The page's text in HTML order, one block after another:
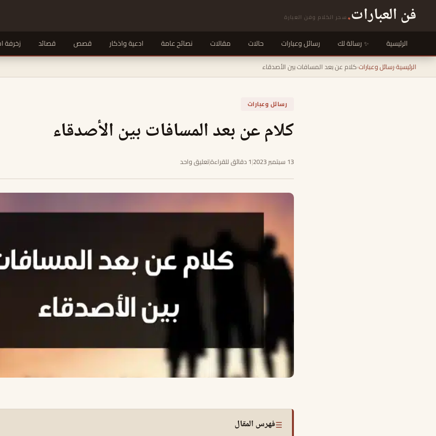
فن العبارات. سحر الكلام وفن العبارة
الرئيسية رسالة لك رسائل وعبارات حالات مقالات نصائح عامة ادعية واذكار قصص قصائد زخرفة
الرئيسية›رسائل وعبارات›كلام عن بعد المسافات بين الأصدقاء
رسائل وعبارات
كلام عن بعد المسافات بين الأصدقاء
13 سبتمبر 2023 |1 دقائق للقراءة |تعليق واحد
☰فهرس المقال